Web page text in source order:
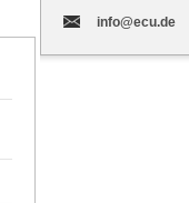
info@ecu.de